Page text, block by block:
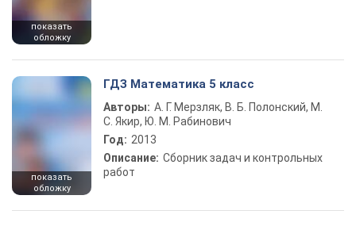
показать
обложку
показать
обложку
ГДЗ Математика 5 класс
Авторы: А. Г. Мерзляк, В. Б. Полонский, М.
С. Якир, Ю. М. Рабинович
Год: 2013
Описание: Сборник задач и контрольных
работ